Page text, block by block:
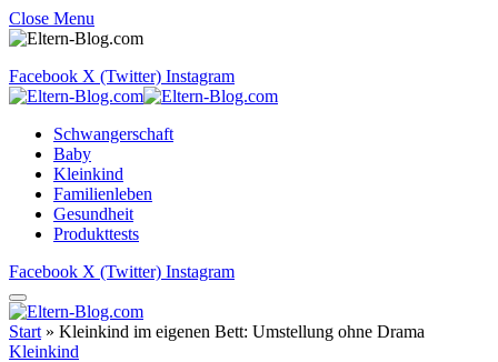
Close Menu
Facebook X (Twitter) Instagram
Schwangerschaft
Baby
Kleinkind
Familienleben
Gesundheit
Produkttests
Facebook X (Twitter) Instagram
Start » Kleinkind im eigenen Bett: Umstellung ohne Drama
Kleinkind